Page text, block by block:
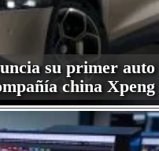
su primer auto
china Xpeng